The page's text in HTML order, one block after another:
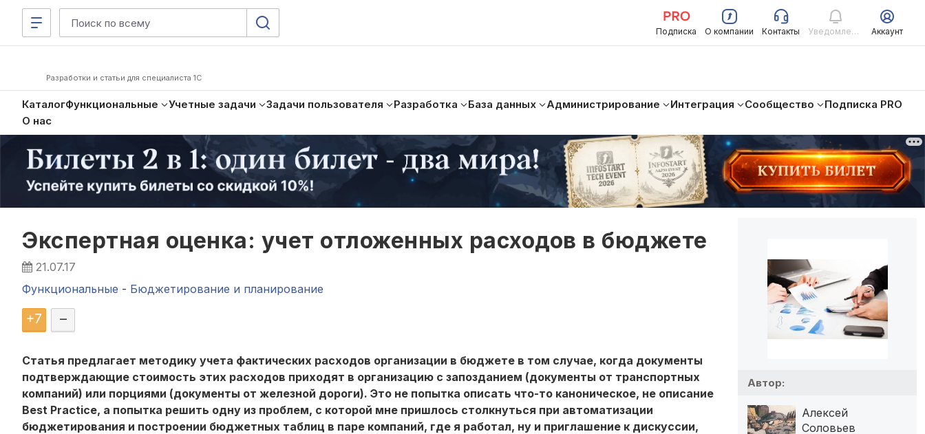
Подписка О компании Контакты Уведомления Аккаунт
Разработки и статьи для специалиста 1С
КаталогФункциональные Учетные задачи Задачи пользователя Разработка База данных Администрирование Интеграция Сообщество
Подписка PRO
О нас
Экспертная оценка: учет отложенных расходов в бюджете
21.07.17
Функциональные - Бюджетирование и планирование
+7 –
Статья предлагает методику учета фактических расходов организации в бюджете в том случае, когда документы
подтверждающие стоимость этих расходов приходят в организацию с запозданием (документы от транспортных
компаний) или порциями (документы от железной дороги). Это не попытка описать что-то каноническое, не описание
Best Practice, а попытка решить одну из проблем, с которой мне пришлось столкнуться при автоматизации
бюджетирования и построении бюджетных таблиц в паре компаний, где я работал, ну и приглашение к дискуссии,
Автор:
Алексей
Соловьев